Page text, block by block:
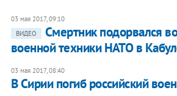
03 мая 2017, 09:10
ВИДЕО
Смертник подорвался
военной техники НАТО в
03 мая 2017, 08:40
В Сирии погиб российский